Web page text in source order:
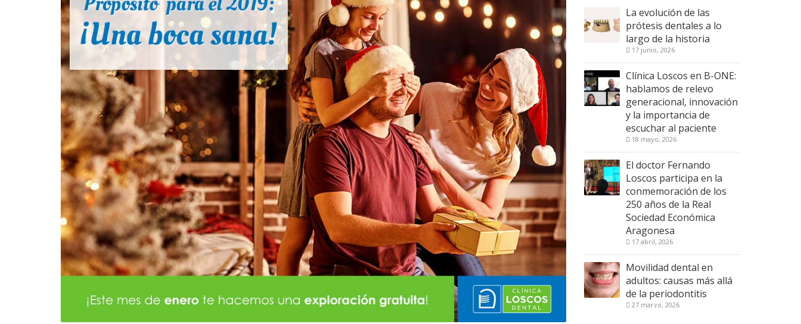
La evolución de las
prótesis dentales a lo
largo de la historia
17 junio, 2026
Clínica Loscos en B-ONE:
hablamos de relevo
generacional, innovación
y la importancia de
escuchar al paciente
18 mayo, 2026
El doctor Fernando
Loscos participa en la
conmemoración de los
250 años de la Real
Sociedad Económica
Aragonesa
17 abril, 2026
Movilidad dental en
adultos: causas más allá
de la periodontitis
27 marzo, 2026